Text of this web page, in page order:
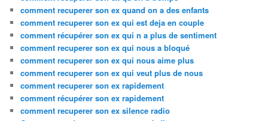
comment recuperer son ex quand on a des enfants
comment recuperer son ex qui est deja en couple
comment récupérer son ex qui n a plus de sentiment
comment recuperer son ex qui nous a bloqué
comment recuperer son ex qui nous aime plus
comment recuperer son ex qui veut plus de nous
comment recuperer son ex rapidement
comment récupérer son ex rapidement
comment recuperer son ex silence radio